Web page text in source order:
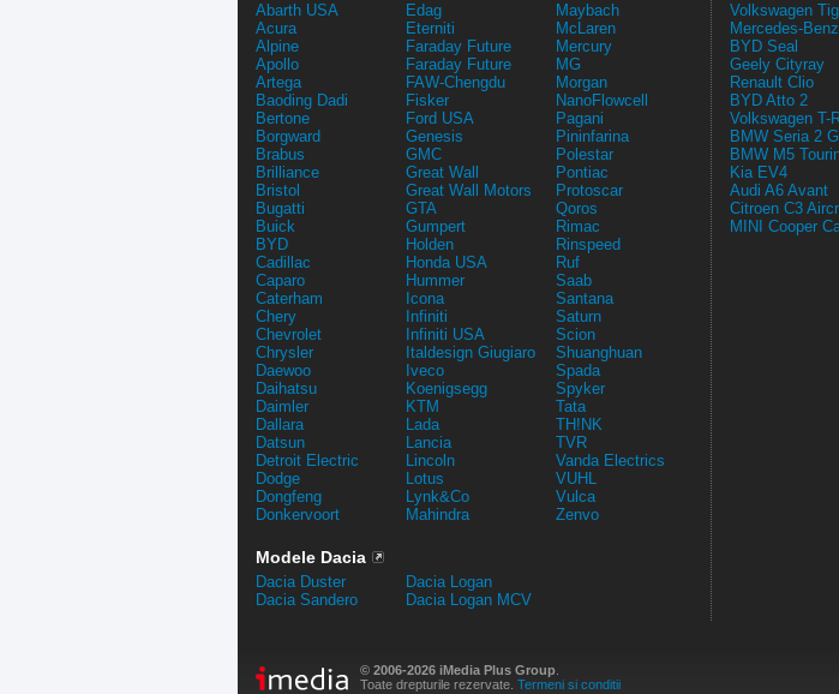
Abarth USA
Acura
Alpine
Apollo
Artega
Baoding Dadi
Bertone
Borgward
Brabus
Brilliance
Bristol
Bugatti
Buick
BYD
Cadillac
Caparo
Caterham
Chery
Chevrolet
Chrysler
Daewoo
Daihatsu
Daimler
Dallara
Datsun
Detroit Electric
Dodge
Dongfeng
Donkervoort
Edag
Eterniti
Faraday Future
Faraday Future
FAW-Chengdu
Fisker
Ford USA
Genesis
GMC
Great Wall
Great Wall Motors
GTA
Gumpert
Holden
Honda USA
Hummer
Icona
Infiniti
Infiniti USA
Italdesign Giugiaro
Iveco
Koenigsegg
KTM
Lada
Lancia
Lincoln
Lotus
Lynk&Co
Mahindra
Maybach
McLaren
Mercury
MG
Morgan
NanoFlowcell
Pagani
Pininfarina
Polestar
Pontiac
Protoscar
Qoros
Rimac
Rinspeed
Ruf
Saab
Santana
Saturn
Scion
Shuanghuan
Spada
Spyker
Tata
TH!NK
TVR
Vanda Electrics
VUHL
Vulca
Zenvo
Modele Dacia
Dacia Duster
Dacia Sandero
Dacia Logan
Dacia Logan MCV
Volkswagen
Mercedes-
BYD Seal
Geely Cityray
Renault Clio
BYD Atto 2
Volkswagen T-
BMW Seria 2
BMW M5
Kia EV4
Audi A6 Avant
Citroen C3
MINI Cooper
© 2006-2026 iMedia Plus Group
Toate drepturile rezervate. Termeni si conditii